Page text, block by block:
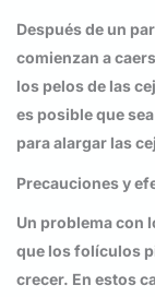
Después de un
comienzan a
los pelos de las
es posible que
para alargar las
Precauciones y
Un problema con
que los folículos
crecer. En estos